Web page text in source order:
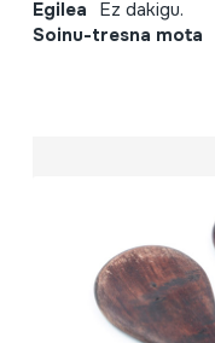
Egilea Ez dakigu.
Soinu-tresna mota